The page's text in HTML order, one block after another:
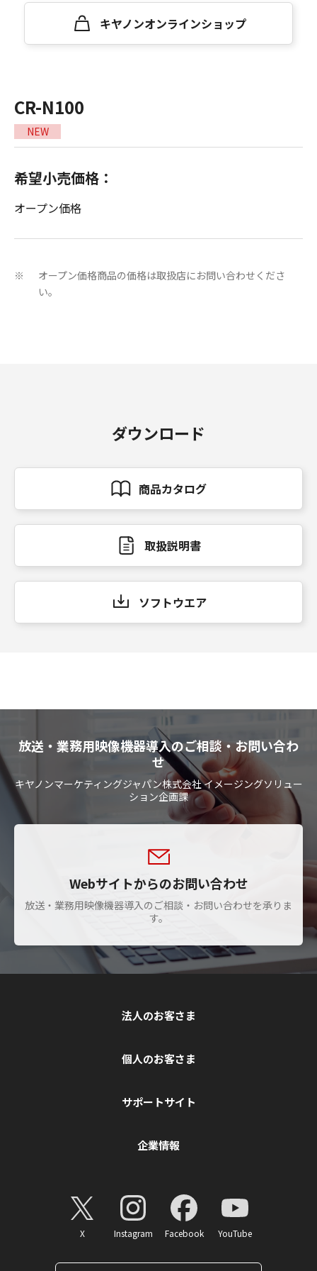
CR-N100
NEW
希望小売価格：
オープン価格
※
オープン価格商品の価格は取扱店にお問い合わせくださ
い。
キヤノンオンラインショップ
ダウンロード
商品カタログ
取扱説明書
ソフトウエア
放送・業務用映像機器導入のご相談・お問い合わ
せ
キヤノンマーケティングジャパン株式会社 イメージングソリュー
ション企画課
Webサイトからのお問い合わせ
放送・業務用映像機器導入のご相談・お問い合わせを承りま
す。
法人のお客さま
個人のお客さま
サポートサイト
企業情報
X Instagram Facebook YouTube